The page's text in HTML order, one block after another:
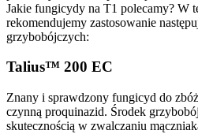
Jakie fungicydy na T1 polecamy? W
rekomendujemy zastosowanie
grzybobójczych:
Talius™ 200 EC
Znany i sprawdzony fungicyd do
czynną proquinazid. Środek
skutecznością w zwalczaniu